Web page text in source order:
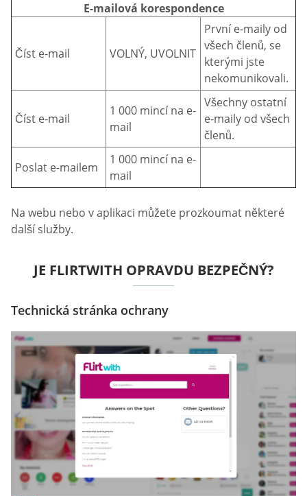
E-mailová korespondence
Číst e-mail VOLNÝ, UVOLNIT
První e-maily od
všech členů, se
kterými jste
nekomunikovali.
Číst e-mail
1 000 mincí na e-
mail
Všechny ostatní
e-maily od všech
členů.
Poslat e-mailem
1 000 mincí na e-
mail
Na webu nebo v aplikaci můžete prozkoumat některé
další služby.
JE FLIRTWITH OPRAVDU BEZPEČNÝ?
Technická stránka ochrany